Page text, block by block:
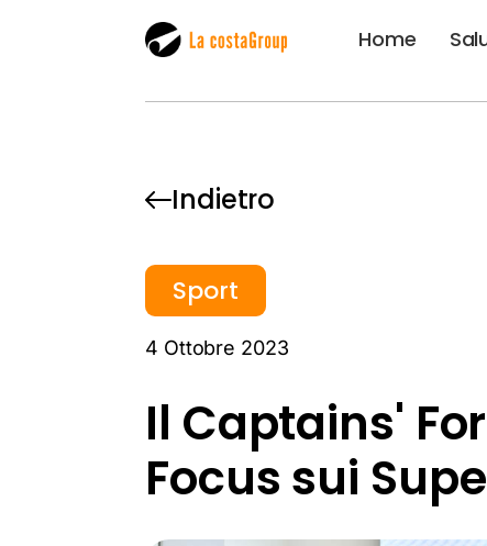
Home
Indietro
Sport
4 Ottobre 2023
Il Captains'
Focus sui